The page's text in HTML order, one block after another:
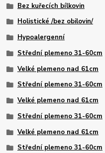
Bez kuřecích bílkovin
Holistické /bez obilovin/
Hypoalergenní
Střední plemeno 31-60cm
Velké plemeno nad 61cm
Střední plemeno 31-60cm
Velké plemeno nad 61cm
Střední plemeno 31-60cm
Velké plemeno nad 61cm
Střední plemeno 31-60cm